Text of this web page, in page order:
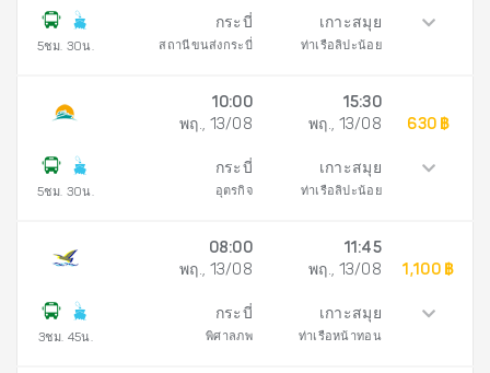
5ชม. 30น.
กระบี่
สถานีขนส่งกระบี่
เกาะสมุย
ท่าเรือลิปะน้อย
5ชม. 30น.
10:00
พฤ., 13/08
กระบี่
อุตรกิจ
15:30
พฤ., 13/08
เกาะสมุย
ท่าเรือลิปะน้อย
630 ฿
3ชม. 45น.
08:00
พฤ., 13/08
กระบี่
พิศาลภพ
11:45
พฤ., 13/08
เกาะสมุย
ท่าเรือหน้าทอน
1,100 ฿